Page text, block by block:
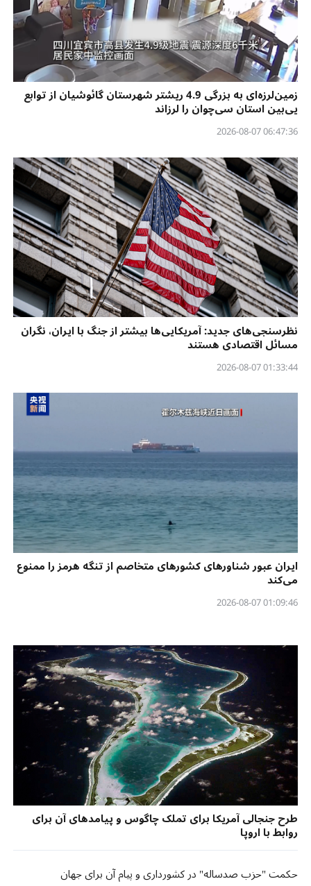
زمین‌لرزه‌ای به بزرگی 4.9 ریشتر شهرستان گائوشیان از توابع
یی‌بین استان سی‌چوان را لرزاند
06:47:36 2026-08-07
نظرسنجی‌‌های جدید: آمریکایی‌ها بیشتر از جنگ با ایران، نگران
مسائل اقتصادی هستند
01:33:44 2026-08-07
ایران عبور شناورهای کشورهای متخاصم از تنگه هرمز را ممنوع
می‌کند
01:09:46 2026-08-07
طرح جنجالی آمریکا برای تملک چاگوس و پیامدهای آن برای
روابط با اروپا
حکمت "حزب صدساله" در کشورداری و پیام آن برای جهان